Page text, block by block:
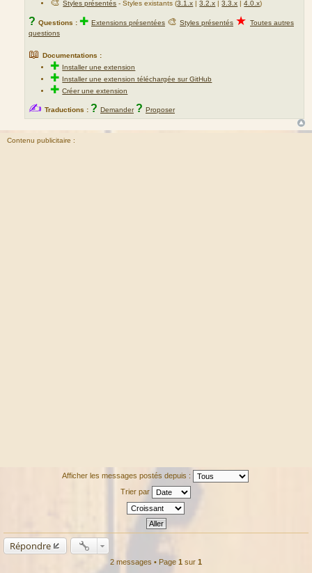
Styles présentés - Styles existants (3.1.x |3.2.x |3.3.x |4.0.x)
? Questions : ✚ Extensions présentées 🎨 Styles présentés ★ Toutes autres
questions
📖 Documentations :
✚ Installer une extension
✚ Installer une extension téléchargée sur GitHub
✚Créer une extension
✍ Traductions : ? Demander ? Proposer
Contenu publicitaire :
Afficher les messages postés depuis :
Trier par
Répondre
2 messages • Page 1 sur 1